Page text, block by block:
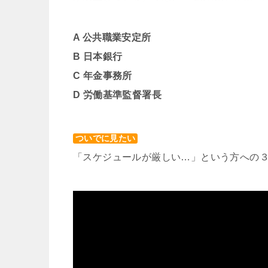
A 公共職業安定所
B 日本銀行
C 年金事務所
D 労働基準監督署長
ついでに見たい
「スケジュールが厳しい…」という方への